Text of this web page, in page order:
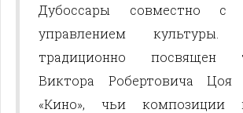
Дубоссары совместно с
управлением культуры.
традиционно посвящен
Виктора Робертовича
«Кино», чьи композиции